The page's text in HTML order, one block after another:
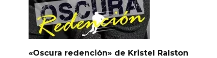
«Oscura redención» de Kristel Ralston